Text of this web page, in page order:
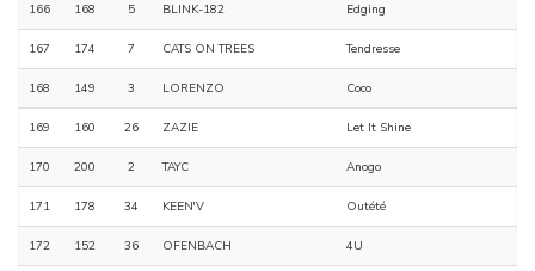
166 168 5 BLINK-182 Edging
167 174 7 CATS ON TREES Tendresse
168 149 3 LORENZO Coco
169 160 26 ZAZIE Let It Shine
170 200 2 TAYC Anogo
171 178 34 KEEN'V Outété
172 152 36 OFENBACH 4U